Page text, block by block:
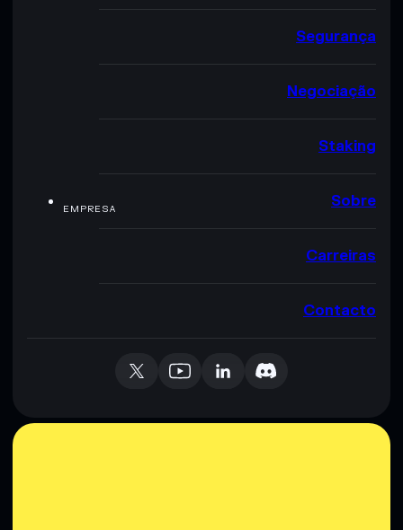
Segurança
Negociação
Staking
EMPRESA Sobre
Carreiras
Contacto